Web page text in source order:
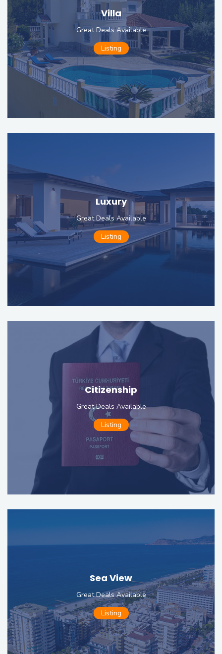
Villa
Great Deals Available
Listing
Luxury
Great Deals Available
Listing
Citizenship
Great Deals Available
Listing
Sea View
Great Deals Available
Listing